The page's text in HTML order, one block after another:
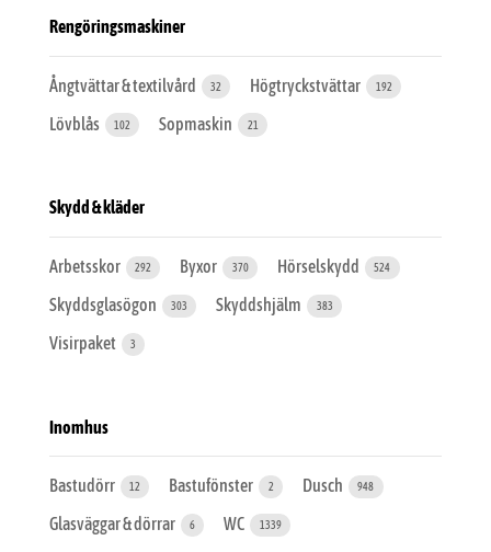
Rengöringsmaskiner
Ångtvättar & textilvård 32 Högtryckstvättar 192
Lövblås 102 Sopmaskin 21
Skydd & kläder
Arbetsskor 292 Byxor 370 Hörselskydd 524
Skyddsglasögon 303 Skyddshjälm 383
Visirpaket 3
Inomhus
Bastudörr 12 Bastufönster 2 Dusch 948
Glasväggar & dörrar 6 WC 1339